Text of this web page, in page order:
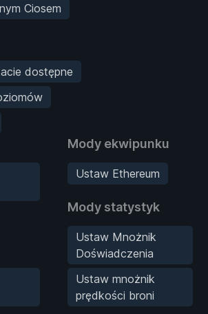
Ciosem
dostępne
Mody ekwipunku
Ustaw Ethereum
Mody statystyk
Ustaw Mnożnik
Doświadczenia
Ustaw mnożnik
prędkości broni